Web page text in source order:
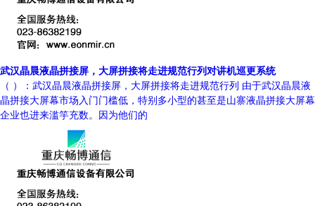
武汉晶晨液晶拼接屏，大屏拼接将走进规范行列对讲机巡更系统
（ ）：武汉晶晨液晶拼接屏，大屏拼接将走进规范行列 由于武汉晶晨液
晶拼接大屏幕市场入门门槛低，特别多小型的甚至是山寨液晶拼接大屏幕
企业也进来滥竽充数。因为他们的